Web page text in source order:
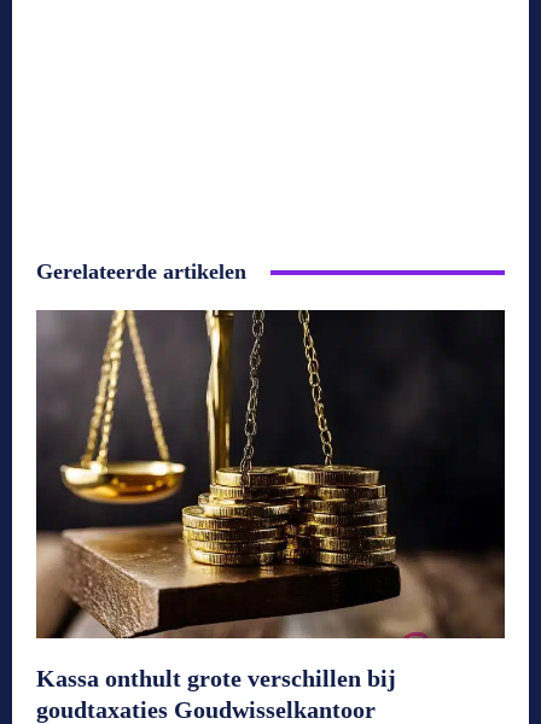
Gerelateerde artikelen
Kassa onthult grote verschillen bij
goudtaxaties Goudwisselkantoor